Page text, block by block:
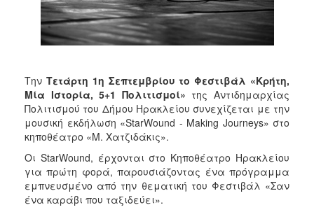
Την Τετάρτη 1η Σεπτεμβρίου το Φεστιβάλ «Κρήτη,
Μία Ιστορία, 5+1 Πολιτισμοί» της Αντιδημαρχίας
Πολιτισμού του Δήμου Ηρακλείου συνεχίζεται με την
μουσική εκδήλωση «StarWound - Making Journeys» στο
κηποθέατρο «Μ. Χατζιδάκις».
Οι StarWound, έρχονται στο Κηποθέατρο Ηρακλείου
για πρώτη φορά, παρουσιάζοντας ένα πρόγραμμα
εμπνευσμένο από την θεματική του Φεστιβάλ «Σαν
ένα καράβι που ταξιδεύει».